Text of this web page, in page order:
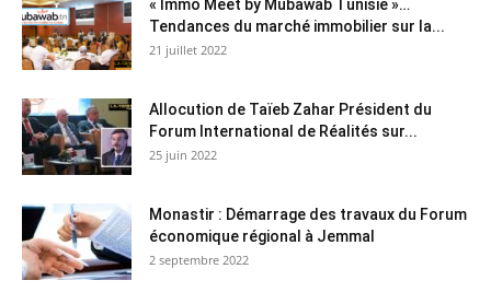
« Immo Meet by Mubawab Tunisie »…
Tendances du marché immobilier sur la...
21 juillet 2022
Allocution de Taïeb Zahar Président du
Forum International de Réalités sur...
25 juin 2022
Monastir : Démarrage des travaux du Forum
économique régional à Jemmal
2 septembre 2022